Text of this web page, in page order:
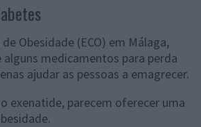
Obesidade (ECO) em Málaga,
alguns medicamentos para perda
ajudar as pessoas a emagrecer.
exenatide, parecem oferecer uma